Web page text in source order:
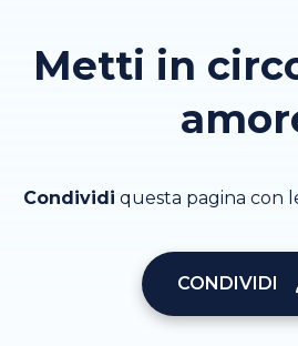
Metti in
Condividi questa pagina con
CONDIVIDI